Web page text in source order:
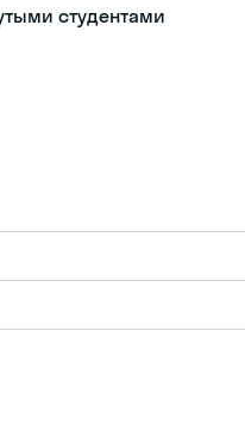
студентами